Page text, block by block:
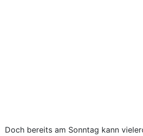
Doch bereits am Sonntag kann